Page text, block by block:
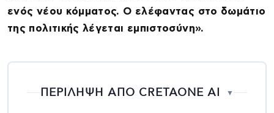
ενός νέου κόμματος. Ο ελέφαντας στο δωμάτιο
της πολιτικής λέγεται εμπιστοσύνη».
ΠΕΡΙΛΗΨΗ ΑΠΟ CRETAONE AI ▼